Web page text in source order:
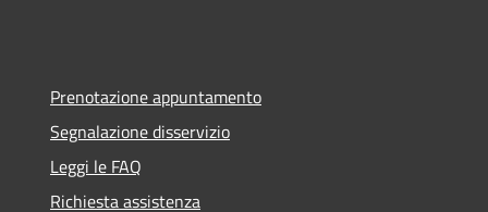
Prenotazione appuntamento
Segnalazione disservizio
Leggi le FAQ
Richiesta assistenza